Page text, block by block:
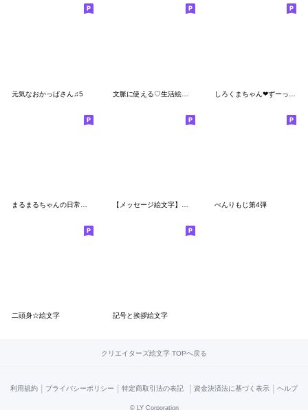
元気なおかっぱさん♫5
べんりもじ第4弾
二頭身☆絵文字 記号と挨拶絵文字
クリエイターズ絵文字 TOPへ戻る
利用規約 プライバシーポリシー 特定商取引法の表記 資金決済法に基づく表示 ヘルプ
© LY Corporation